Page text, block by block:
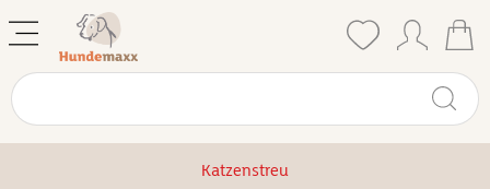
Katzenstreu